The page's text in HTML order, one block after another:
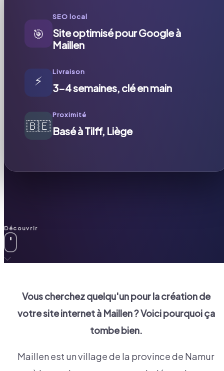
🎯
SEO local
Site optimisé pour Google à
Maillen
⚡
Livraison
3-4 semaines, clé en main
🇧🇪
Proximité
Basé à Tilff, Liège
Découvrir
Vous cherchez quelqu'un pour la création de
votre site internet à Maillen? Voici pourquoi ça
tombe bien.
Maillen est un village de la province de Namur